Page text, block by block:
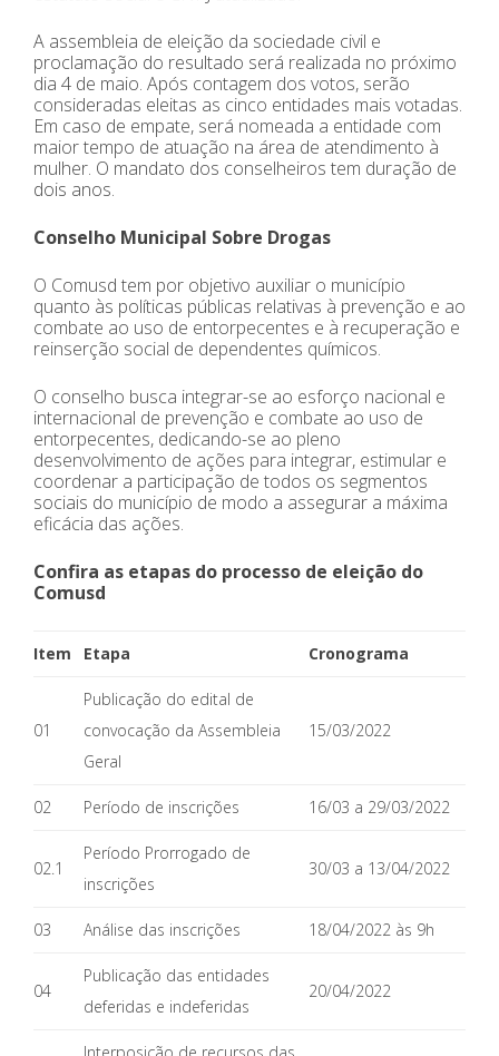
A assembleia de eleição da sociedade civil e
proclamação do resultado será realizada no próximo
dia 4 de maio. Após contagem dos votos, serão
consideradas eleitas as cinco entidades mais votadas.
Em caso de empate, será nomeada a entidade com
maior tempo de atuação na área de atendimento à
mulher. O mandato dos conselheiros tem duração de
dois anos.
Conselho Municipal Sobre Drogas
O Comusd tem por objetivo auxiliar o município
quanto às políticas públicas relativas à prevenção e ao
combate ao uso de entorpecentes e à recuperação e
reinserção social de dependentes químicos.
O conselho busca integrar-se ao esforço nacional e
internacional de prevenção e combate ao uso de
entorpecentes, dedicando-se ao pleno
desenvolvimento de ações para integrar, estimular e
coordenar a participação de todos os segmentos
sociais do município de modo a assegurar a máxima
eficácia das ações.
Confira as etapas do processo de eleição do
Comusd
Item Etapa Cronograma
01
Publicação do edital de
convocação da Assembleia
Geral
15/03/2022
02 Período de inscrições 16/03 a 29/03/2022
02.1
Período Prorrogado de
inscrições
30/03 a 13/04/2022
03 Análise das inscrições 18/04/2022 às 9h
04
Publicação das entidades
deferidas e indeferidas
20/04/2022
Interposição de recursos das